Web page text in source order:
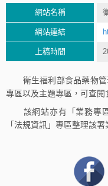
網站名稱
網站連結
上稿時間
衛生福利部食品藥物管
專區以及主題專區，可查閱
該網站亦有「業務專區
「法規資訊」專區整理該署